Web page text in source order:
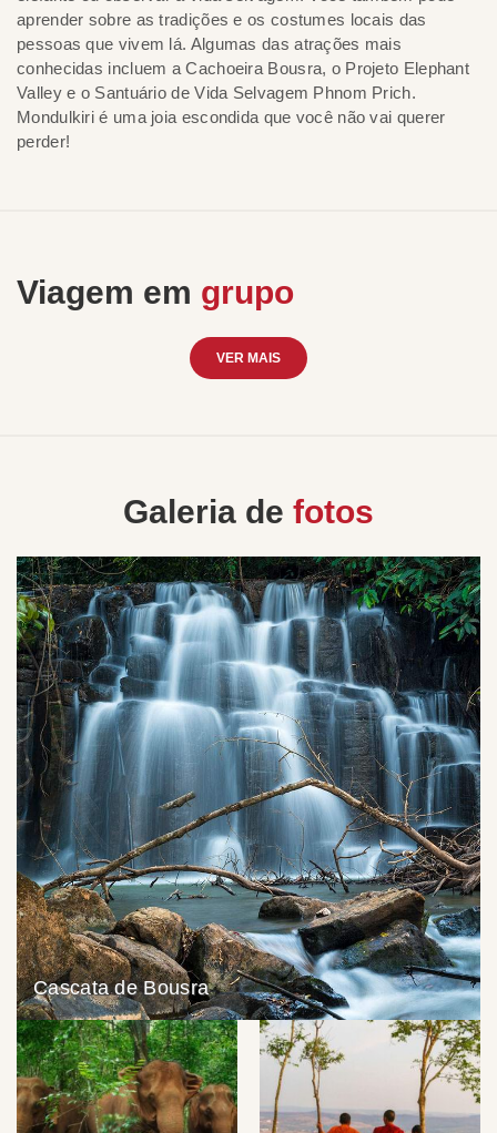
aprender sobre as tradições e os costumes locais das
pessoas que vivem lá. Algumas das atrações mais
conhecidas incluem a Cachoeira Bousra, o Projeto Elephant
Valley e o Santuário de Vida Selvagem Phnom Prich.
Mondulkiri é uma joia escondida que você não vai querer
perder!
Viagem em grupo
VER MAIS
Galeria de fotos
Cascata de Bousra